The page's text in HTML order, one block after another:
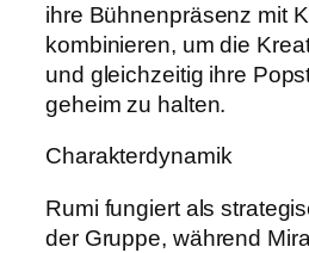
ihre Bühnenpräsenz mit
kombinieren, um die
und gleichzeitig ihre
geheim zu halten.
Charakterdynamik
Rumi fungiert als
der Gruppe, während